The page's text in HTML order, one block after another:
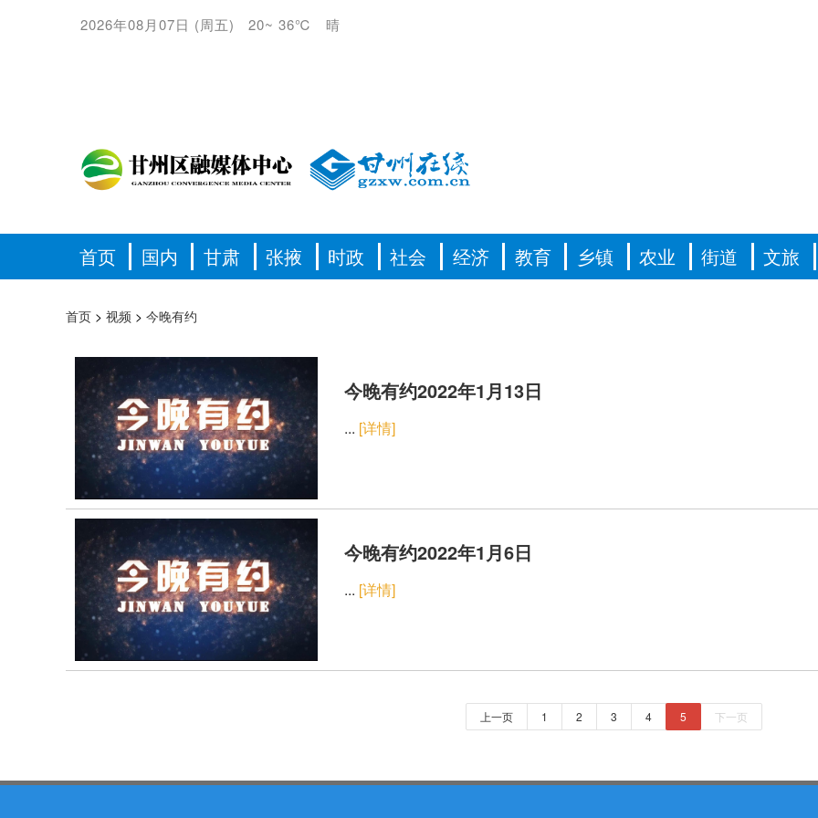
2026年08月07日 (周五) 20~ 36℃ 晴
首页 国内 甘肃 张掖 时政 社会 经济 教育 乡镇 农业 街道 文旅
首页 > 视频 > 今晚有约
今晚有约2022年1月13日
... [详情]
今晚有约2022年1月6日
... [详情]
上一页 1 2 3 4 5 下一页